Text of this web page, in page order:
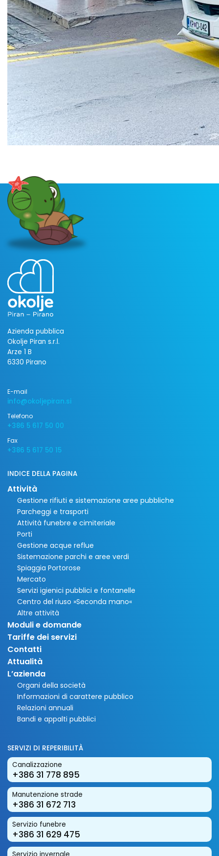
Azienda pubblica
Okolje Piran s.r.l.
Arze 1 B
6330 Pirano
E-mail
info@okoljepiran.si
Telefono
+386 5 617 50 00
Fax
+386 5 617 50 15
INDICE DELLA PAGINA
Attività
Gestione rifiuti e sistemazione aree pubbliche
Parcheggi e trasporti
Attività funebre e cimiteriale
Porti
Gestione acque reflue
Sistemazione parchi e aree verdi
Spiaggia Portorose
Mercato
Servizi igienici pubblici e fontanelle
Centro del riuso »Seconda mano«
Altre attività
Moduli e domande
Tariffe dei servizi
Contatti
Attualità
L’azienda
Organi della società
Informazioni di carattere pubblico
Relazioni annuali
Bandi e appalti pubblici
SERVIZI DI REPERIBILITÀ
Canalizzazione
+386 31 778 895
Manutenzione strade
+386 31 672 713
Servizio funebre
+386 31 629 475